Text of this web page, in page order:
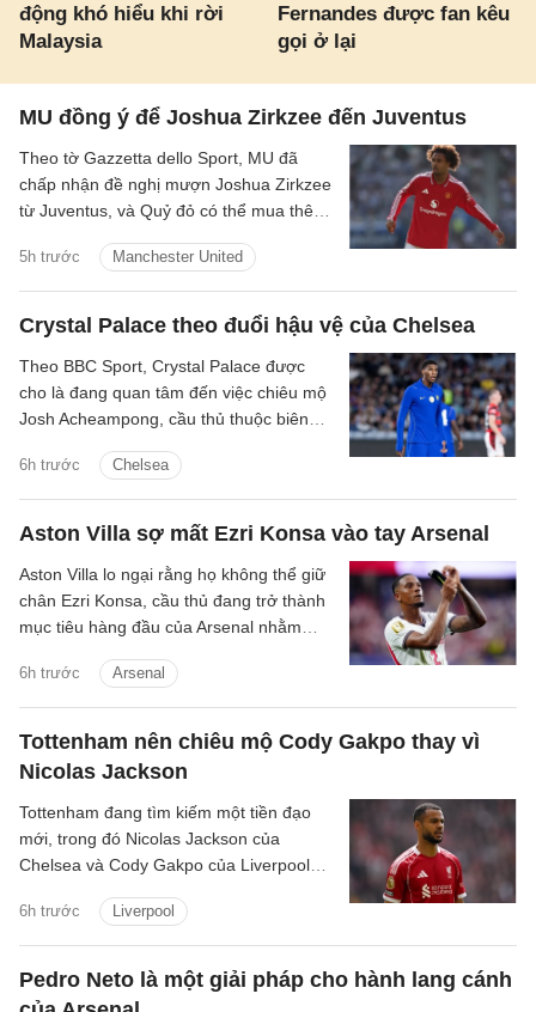
động khó hiểu khi rời
Malaysia
Fernandes được fan kêu
gọi ở lại
MU đồng ý để Joshua Zirkzee đến Juventus
5h trước Manchester United
Theo tờ Gazzetta dello Sport, MU đã
chấp nhận đề nghị mượn Joshua Zirkzee
từ Juventus, và Quỷ đỏ có thể mua thêm
2026.
Crystal Palace theo đuổi hậu vệ của Chelsea
6h trước Chelsea
Theo BBC Sport, Crystal Palace được
cho là đang quan tâm đến việc chiêu mộ
Josh Acheampong, cầu thủ thuộc biên
Aston Villa sợ mất Ezri Konsa vào tay Arsenal
6h trước Arsenal
Aston Villa lo ngại rằng họ không thể giữ
chân Ezri Konsa, cầu thủ đang trở thành
mục tiêu hàng đầu của Arsenal nhằm
Tottenham nên chiêu mộ Cody Gakpo thay vì
Nicolas Jackson
6h trước Liverpool
Tottenham đang tìm kiếm một tiền đạo
mới, trong đó Nicolas Jackson của
Chelsea và Cody Gakpo của Liverpool
của họ.
Pedro Neto là một giải pháp cho hành lang cánh